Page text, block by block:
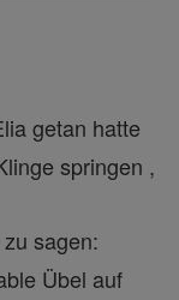
getan hatte
springen ,
sagen:
Übel auf